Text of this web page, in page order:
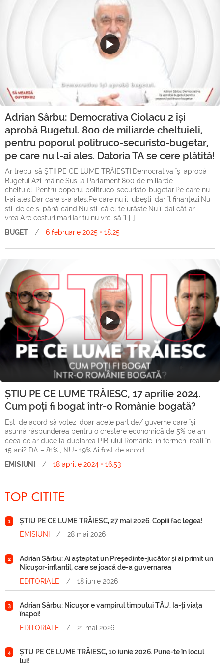
Adrian Sârbu: Democrativa Ciolacu 2 își
aprobă Bugetul. 800 de miliarde cheltuieli,
pentru poporul politruco-securisto-bugetar,
pe care nu l-ai ales. Datoria TA se cere plătită!
Ar trebui să ȘTII PE CE LUME TRĂIEȘTI.Democrativa își aprobă
Bugetul.Azi-mâine.Sus la Parlament.800 de miliarde
cheltuieli.Pentru poporul politruco-securisto-bugetar.Pe care nu
l-ai ales.Dar care s-a ales.Pe care nu îl iubești, dar îl finanțezi.Nu
știi de ce și până când.Nu știi că el te urăște.Nu îi dai cât ar
vrea.Are costuri mari.Iar tu nu vrei să îl […]
BUGET
/ 6 februarie 2025 • 18:25
ȘTIU PE CE LUME TRĂIESC, 17 aprilie 2024.
Cum poți fi bogat într-o Românie bogată?
Ești de acord să votezi doar acele partide/ guverne care își
asumă răspunderea pentru o creștere economică de 5% pe an,
ceea ce ar duce la dublarea PIB-ului României în termeni reali în
15 ani? DA – 81% , NU- 19% Ai fost de acord:
EMISIUNI
/ 18 aprilie 2024 • 16:53
TOP CITITE
1
ȘTIU PE CE LUME TRĂIESC, 27 mai 2026. Copiii fac legea!
EMISIUNI
/ 28 mai 2026
2
Adrian Sârbu: Ai așteptat un Președinte-jucător și ai primit un
Nicușor-inflantil, care se joacă de-a guvernarea
EDITORIALE
/ 18 iunie 2026
3
Adrian Sârbu: Nicușor e vampirul timpului TĂU. Ia-ți viața
înapoi!
EDITORIALE
/ 21 mai 2026
4
ȘTU PE CE LUME TRĂIESC, 10 iunie 2026. Pune-te în locul
lui!